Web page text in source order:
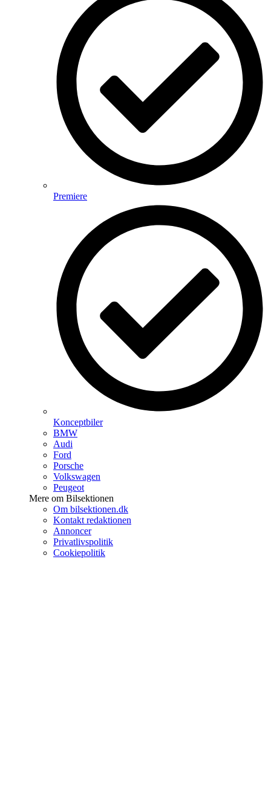
Premiere
Konceptbiler
BMW
Audi
Ford
Porsche
Volkswagen
Peugeot
Mere om Bilsektionen
Om bilsektionen.dk
Kontakt redaktionen
Annoncer
Privatlivspolitik
Cookiepolitik